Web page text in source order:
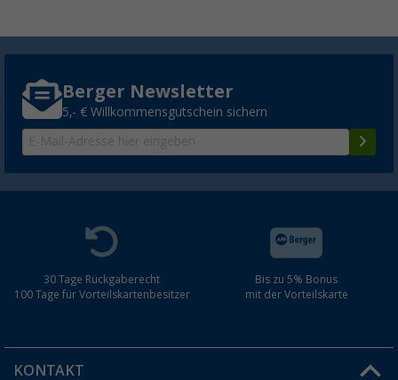
Berger Newsletter
5,- € Willkommensgutschein sichern
30 Tage Rückgaberecht
100 Tage für Vorteilskartenbesitzer
Bis zu 5% Bonus
mit der Vorteilskarte
KONTAKT